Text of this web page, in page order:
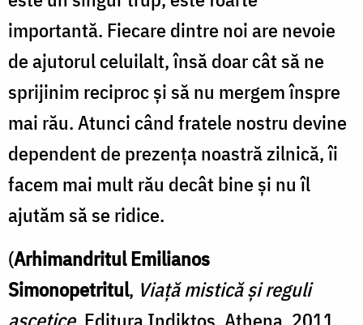
importantă. Fiecare dintre noi are nevoie
de ajutorul celuilalt, însă doar cât să ne
sprijinim reciproc și să nu mergem înspre
mai rău. Atunci când fratele nostru devine
dependent de prezența noastră zilnică, îi
facem mai mult rău decât bine și nu îl
ajutăm să se ridice.
(Arhimandritul Emilianos
Simonopetritul, Viață mistică și reguli